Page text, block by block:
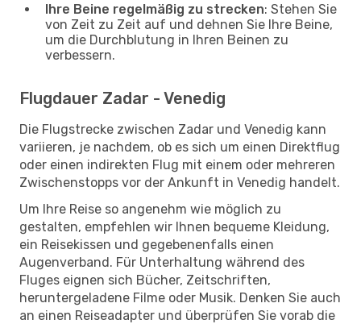
Ihre Beine regelmäßig zu strecken: Stehen Sie
von Zeit zu Zeit auf und dehnen Sie Ihre Beine,
um die Durchblutung in Ihren Beinen zu
verbessern.
Flugdauer Zadar - Venedig
Die Flugstrecke zwischen Zadar und Venedig kann
variieren, je nachdem, ob es sich um einen Direktflug
oder einen indirekten Flug mit einem oder mehreren
Zwischenstopps vor der Ankunft in Venedig handelt.
Um Ihre Reise so angenehm wie möglich zu
gestalten, empfehlen wir Ihnen bequeme Kleidung,
ein Reisekissen und gegebenenfalls einen
Augenverband. Für Unterhaltung während des
Fluges eignen sich Bücher, Zeitschriften,
heruntergeladene Filme oder Musik. Denken Sie auch
an einen Reiseadapter und überprüfen Sie vorab die